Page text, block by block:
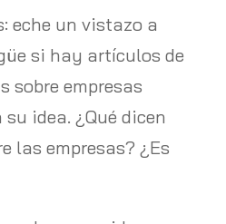
eche un vistazo a
si hay artículos de
sobre empresas
idea. ¿Qué dicen
las empresas? ¿Es